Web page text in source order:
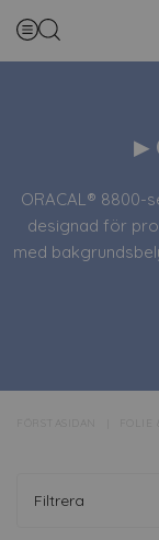
▸
ORACAL® 8800-
designad för
med
erbjuder denna
den idealisk för
FÖRSTASIDAN
Filtrera